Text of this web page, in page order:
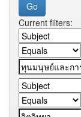
Current filters: